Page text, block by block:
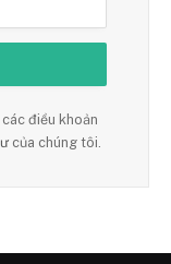
điều khoản
của chúng tôi.